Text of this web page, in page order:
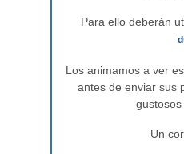
Para ello deberán
Los animamos a ver
antes de enviar sus
gustosos
Un